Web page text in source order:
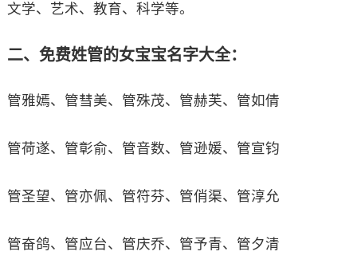
文学、艺术、教育、科学等。
二、免费姓管的女宝宝名字大全：
管雅嫣、管彗美、管殊茂、管赫芙、管如倩
管荷遂、管彰俞、管音数、管逊媛、管宣钧
管圣望、管亦佩、管符芬、管俏渠、管淳允
管奋鸽、管应台、管庆乔、管予青、管夕清